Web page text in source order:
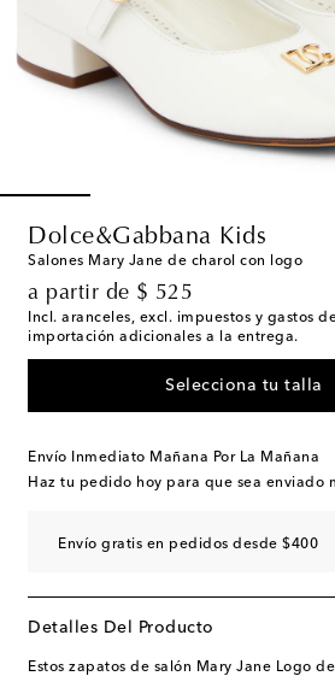
Dolce&Gabbana Kids
Salones Mary Jane de charol con logo
a partir de $ 525
original price
Incl. aranceles, excl. impuestos y gastos
importación adicionales a la entrega.
Selecciona tu talla
Envío Inmediato Mañana Por La Mañana
Haz tu pedido hoy para que sea enviado
Envío gratis en pedidos desde $400
Detalles Del Producto
Estos zapatos de salón Mary Jane Logo